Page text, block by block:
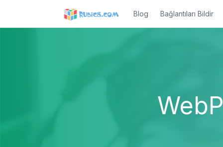
Blog Bağlantıları Bildir